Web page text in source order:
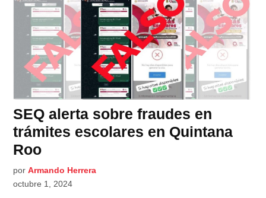
SEQ alerta sobre fraudes en
trámites escolares en Quintana
Roo
por Armando Herrera
octubre 1, 2024